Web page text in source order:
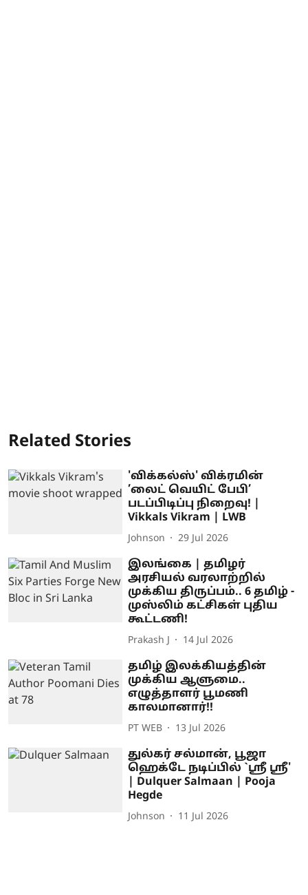
Related Stories
'விக்கல்ஸ்' விக்ரமின்
’லைட் வெயிட் பேபி’
படப்பிடிப்பு நிறைவு! |
Vikkals Vikram | LWB
Johnson 29 Jul 2026
இலங்கை | தமிழர்
அரசியல் வரலாற்றில்
முக்கிய திருப்பம்.. 6 தமிழ் -
முஸ்லிம் கட்சிகள் புதிய
கூட்டணி!
Prakash J 14 Jul 2026
தமிழ் இலக்கியத்தின்
முக்கிய ஆளுமை..
எழுத்தாளர் பூமணி
காலமானார்!!
PT WEB 13 Jul 2026
துல்கர் சல்மான், பூஜா
ஹெக்டே நடிப்பில் `ஸ்ரீ ஸ்ரீ'
| Dulquer Salmaan | Pooja
Hegde
Johnson 11 Jul 2026